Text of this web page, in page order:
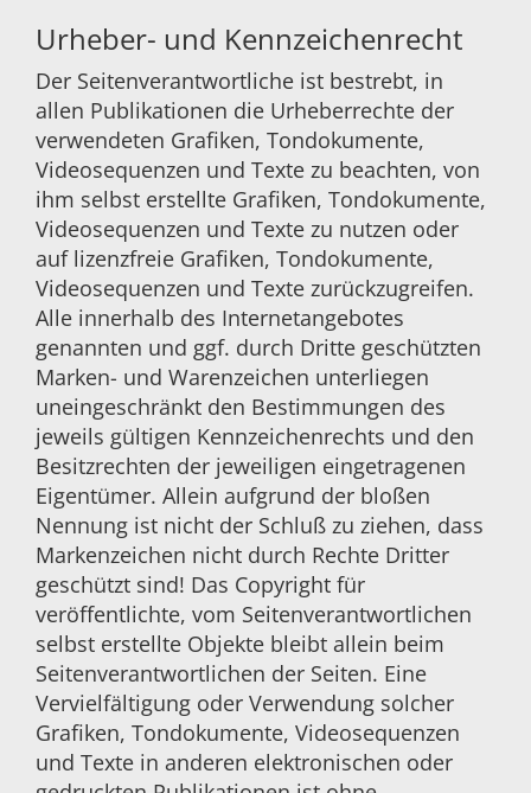
Urheber- und Kennzeichenrecht
Der Seitenverantwortliche ist bestrebt, in
allen Publikationen die Urheberrechte der
verwendeten Grafiken, Tondokumente,
Videosequenzen und Texte zu beachten, von
ihm selbst erstellte Grafiken, Tondokumente,
Videosequenzen und Texte zu nutzen oder
auf lizenzfreie Grafiken, Tondokumente,
Videosequenzen und Texte zurückzugreifen.
Alle innerhalb des Internetangebotes
genannten und ggf. durch Dritte geschützten
Marken- und Warenzeichen unterliegen
uneingeschränkt den Bestimmungen des
jeweils gültigen Kennzeichenrechts und den
Besitzrechten der jeweiligen eingetragenen
Eigentümer. Allein aufgrund der bloßen
Nennung ist nicht der Schluß zu ziehen, dass
Markenzeichen nicht durch Rechte Dritter
geschützt sind! Das Copyright für
veröffentlichte, vom Seitenverantwortlichen
selbst erstellte Objekte bleibt allein beim
Seitenverantwortlichen der Seiten. Eine
Vervielfältigung oder Verwendung solcher
Grafiken, Tondokumente, Videosequenzen
und Texte in anderen elektronischen oder